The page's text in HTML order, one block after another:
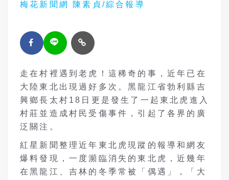
梅花新聞網 陳素貞/綜合報導
走在村裡遇到老虎！這稀奇的事，近年已在
大陸東北出現過好多次。黑龍江省勃利縣吉
興鄉長太村18日更是發生了一起東北虎進入
村莊並造成村民受傷事件，引起了各界的廣
泛關注。
紅星新聞整理近年東北虎現蹤的報導和網友
爆料發現，一度瀕臨消失的東北虎，近幾年
在黑龍江、吉林的冬季常被「偶遇」，「大